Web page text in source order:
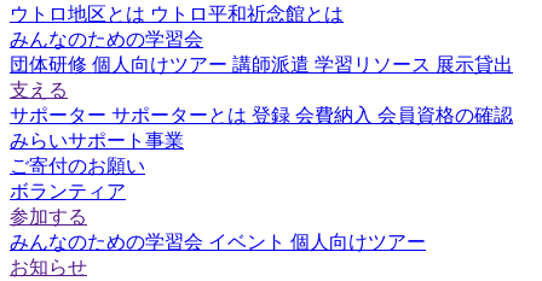
ウトロ地区とは ウトロ平和祈念館とは
みんなのための学習会
団体研修 個人向けツアー 講師派遣 学習リソース 展示貸出
支える
サポーター サポーターとは 登録 会費納入 会員資格の確認
みらいサポート事業
ご寄付のお願い
ボランティア
参加する
みんなのための学習会 イベント 個人向けツアー
お知らせ